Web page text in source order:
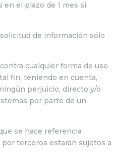
el plazo de 1 mes si
de información sólo
cualquier forma de uso
fin, teniendo en cuenta,
perjuicio, directo y/o
por parte de un
se hace referencia
terceros estarán sujetos a